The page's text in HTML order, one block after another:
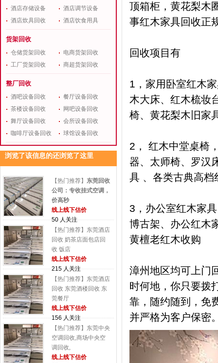
酒店存储设备
酒店调节设备
酒店炊具回收
酒店饮食用具
货架回收
仓储货架回收
电商货架回收
工厂货架回收
商超货架回收
整厂回收
酒吧设备回收
餐厅设备回收
茶楼设备回收
网吧设备回收
舞厅设备回收
会所设备回收
咖啡厅设备回收
球馆设备回收
浏览了该信息的还浏览了这里
【热门推荐】 东莞回收
公司：专收挂式空调，
价高秒
线上线下估价
50 人关注
【热门推荐】东莞酒店
回收 奶茶店面包店回
收 饭店
线上线下估价
215 人关注
【热门推荐】东莞酒店
回收 东莞酒楼回收 东
莞餐厅
线上线下估价
156 人关注
【热门推荐】东莞中央
空调回收,商场中央空
调回收,
线上线下估价
顶箱柜，黄花梨木
事红木家具回收正
回收项目有
1，家用卧室红木
木大床、红木梳妆
椅、黄花梨木旧家
2， 红木中堂桌椅
器、太师椅、罗汉
具 、各类古典高档
3，办公室红木家
博古架、办公红木
黄檀老红木收购
漳州地区均可上门
时何地，你只要拨
靠，随约随到，免
并严格为客户保密